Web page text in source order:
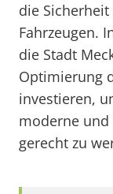
die
Fahrzeugen.
die Stadt
Optimierung
investieren,
moderne
gerecht zu